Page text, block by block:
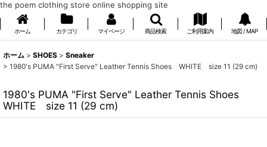
the poem clothing store online shopping site
ホーム カテゴリ マイページ 商品検索 ご利用案内 地図 / MAP
ホーム > SHOES > Sneaker
> 1980's PUMA "First Serve" Leather Tennis Shoes WHITE size 11 (29 cm)
1980's PUMA "First Serve" Leather Tennis Shoes
WHITE size 11 (29 cm)